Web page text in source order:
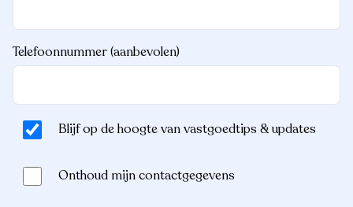
Telefoonnummer (aanbevolen)
Blijf op de hoogte van vastgoedtips & updates
Onthoud mijn contactgegevens